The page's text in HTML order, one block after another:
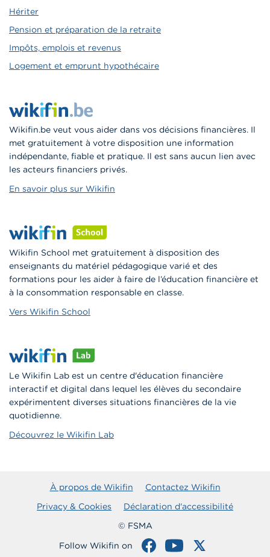
Hériter
Pension et préparation de la retraite
Impôts, emplois et revenus
Logement et emprunt hypothécaire
Wikifin.be veut vous aider dans vos décisions financières. Il
met gratuitement à votre disposition une information
indépendante, fiable et pratique. Il est sans aucun lien avec
les acteurs financiers privés.
En savoir plus sur Wikifin
Wikifin School met gratuitement à disposition des
enseignants du matériel pédagogique varié et des
formations pour les aider à faire de l’éducation financière et
à la consommation responsable en classe.
Vers Wikifin School
Le Wikifin Lab est un centre d'éducation financière
interactif et digital dans lequel les élèves du secondaire
expérimentent diverses situations financières de la vie
quotidienne.
Découvrez le Wikifin Lab
À propos de Wikifin
Contactez Wikifin
Privacy & Cookies
Déclaration d'accessibilité
© FSMA
Follow Wikifin on